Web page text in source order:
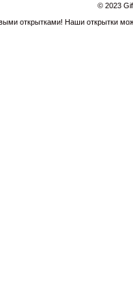
© 2023
открытками! Наши открытки